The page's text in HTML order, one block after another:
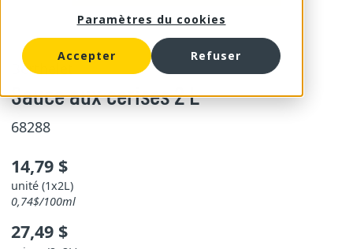
Paramètres du cookies
Accepter Refuser
Berthelet
Sauce aux cerises 2 L
68288
14,79 $
unité (1x2L)
0,74$/100ml
27,49 $